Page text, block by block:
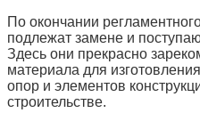
По окончании
подлежат замене и
Здесь они прекрасно
материала для
опор и элементов
строительстве.